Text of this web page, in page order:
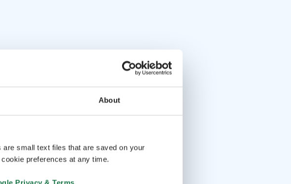
About
small text files that are saved on your
preferences at any time.